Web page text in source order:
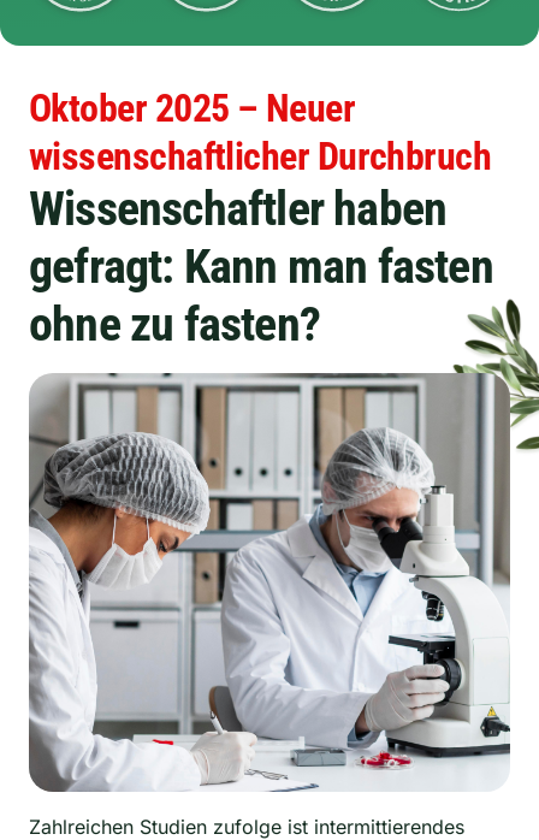
Oktober 2025 – Neuer
wissenschaftlicher Durchbruch
Wissenschaftler haben
gefragt: Kann man fasten
ohne zu fasten?
Zahlreichen Studien zufolge ist intermittierendes